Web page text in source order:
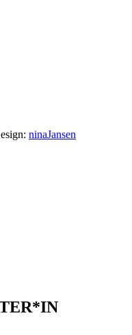
ninaJansen